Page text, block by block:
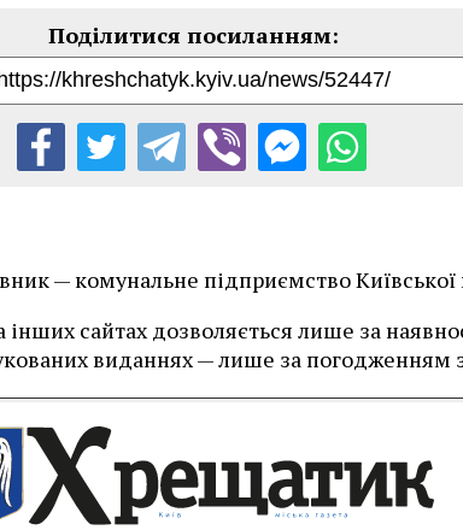
— комунальне підприємство Київської
сайтах дозволяється лише за
виданнях — лише за погодженням